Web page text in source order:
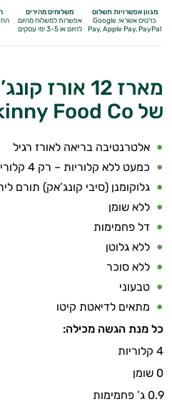
מגוון אפשרויות תשלום
כרטיס אשראי, Google
Pay,Apple Pay, PayPal
משלוחים מהירים
אפשרות למשלוח מהיום
להיום או 3-5 ימי עסקים
מארז 12
של Skinny Food Co
אלטרנטיבה בריאה לאורז רגיל
כמעט ללא קלוריות – רק 4 קלוריות למנת הגשה
גלוקומנן (סיבי קונג’אק) תורם
ללא שומן
דל פחמימות
ללא גלוטן
ללא סוכר
טבעוני
מתאים לדיאטת קיטו
כל מנת הגשה מכילה:
4 קלוריות
0 שומן
0.9 ג’ פחמימות